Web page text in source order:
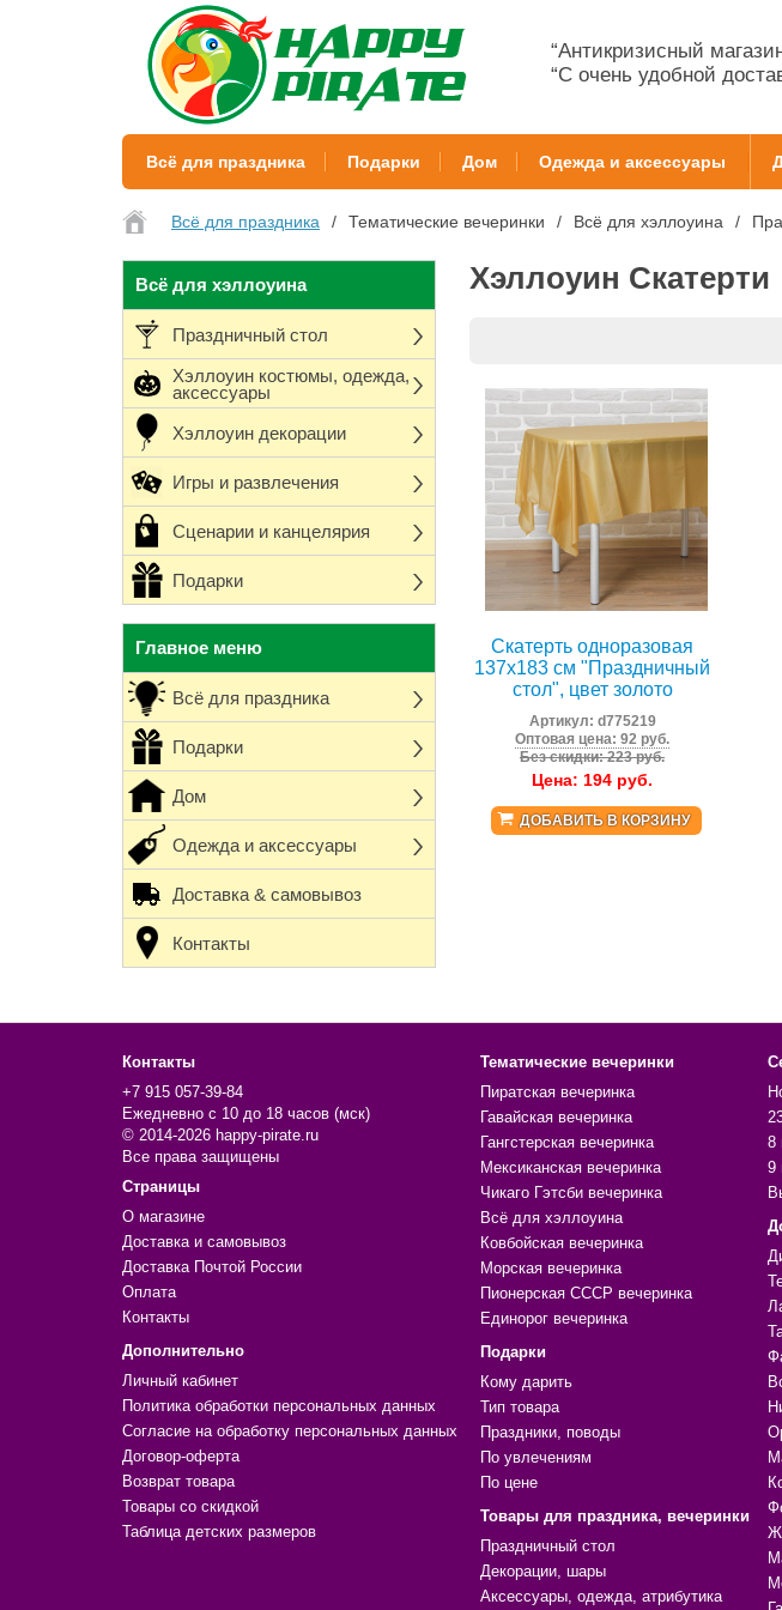
“Антикризисный
“С очень удобной
Всё для праздника Подарки Дом Одежда и аксессуары
Всё для праздника Тематические вечеринки Всё для хэллоуина
Всё для хэллоуина
Праздничный стол
Хэллоуин костюмы, одежда,
аксессуары
Хэллоуин декорации
Игры и развлечения
Сценарии и канцелярия
Подарки
Главное меню
Всё для праздника
Подарки
Дом
Одежда и аксессуары
Доставка & самовывоз
Контакты
Хэллоуин Скатерти
Скатерть одноразовая
137x183 см "Праздничный
стол", цвет золото
Артикул: d775219
Оптовая цена: 92 руб.
Без скидки: 223 руб.
Цена: 194 руб.
ДОБАВИТЬ В КОРЗИНУ
Контакты
+7 915 057-39-84
Ежедневно с 10 до 18 часов (мск)
© 2014-2026 happy-pirate.ru
Все права защищены
Страницы
О магазине
Доставка и самовывоз
Доставка Почтой России
Оплата
Контакты
Дополнительно
Личный кабинет
Политика обработки персональных данных
Согласие на обработку персональных данных
Договор-оферта
Возврат товара
Товары со скидкой
Таблица детских размеров
Тематические вечеринки
Пиратская вечеринка
Гавайская вечеринка
Гангстерская вечеринка
Мексиканская вечеринка
Чикаго Гэтсби вечеринка
Всё для хэллоуина
Ковбойская вечеринка
Морская вечеринка
Пионерская СССР вечеринка
Единорог вечеринка
Подарки
Кому дарить
Тип товара
Праздники, поводы
По увлечениям
По цене
Товары для праздника, вечеринки
Праздничный стол
Декорации, шары
Аксессуары, одежда, атрибутика
8
9